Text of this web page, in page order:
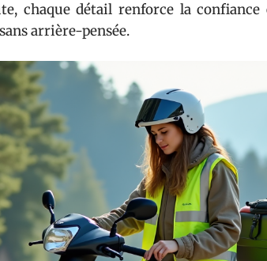
chaque détail renforce la
arrière-pensée.